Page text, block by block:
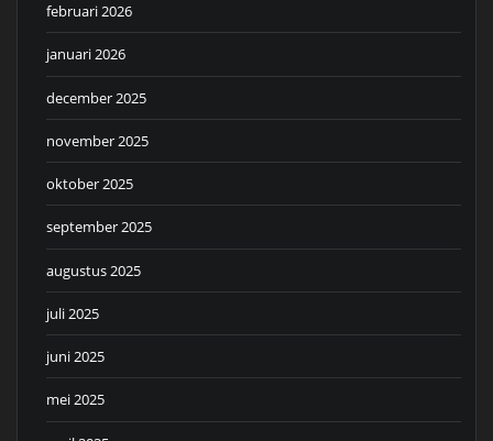
februari 2026
januari 2026
december 2025
november 2025
oktober 2025
september 2025
augustus 2025
juli 2025
juni 2025
mei 2025